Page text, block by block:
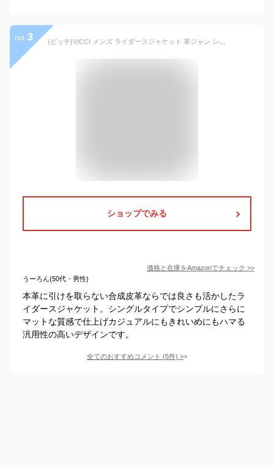
no. 3 (ビッチ)VICCI メンズ ライダースジャケット 革ジャン シングル PU レザー ジップ"VISH19-12" 46(L) BLK(ブラック)【+】
ショップでみる
価格と在庫をAmazonでチェック >>
うーろん(50代・男性)
本革に引けを取らない合成皮革ならでは良さも活かしたラ
イダースジャケット。シングルタイプでシンプルにさらに
マットな質感で仕上げカジュアルにもきれいめにもハマる
汎用性の高いデザインです。
全てのおすすめコメント (5件) >